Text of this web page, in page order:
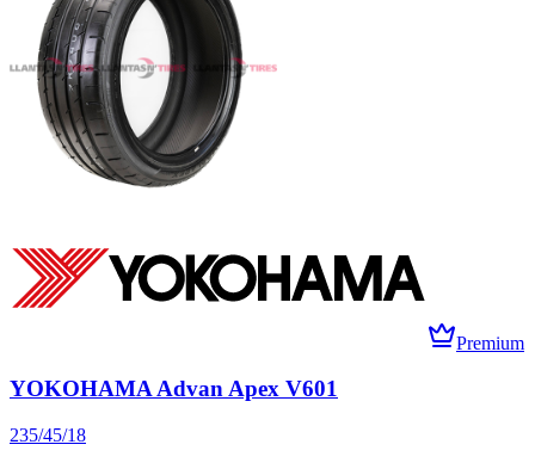
Premium
YOKOHAMA Advan Apex V601
235/45/18